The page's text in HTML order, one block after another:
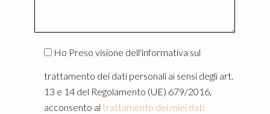
Ho Preso visione dell'informativa sul
trattamento dei dati personali ai sensi degli art.
13 e 14 del Regolamento (UE) 679/2016,
acconsento al trattamento dei miei dati